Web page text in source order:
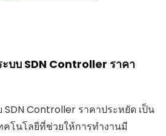
บบ SDN Controller ราคา
SDN Controller ราคาประหยัด เป็น
โนโลยีที่ช่วยให้การทำงานมี